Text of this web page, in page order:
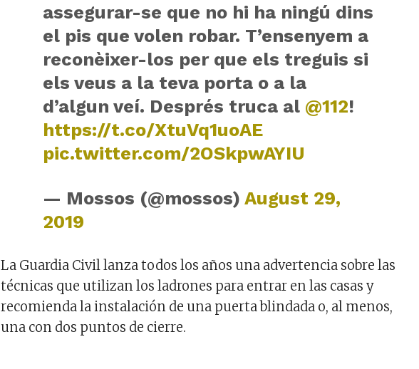
assegurar-se que no hi ha ningú dins
el pis que volen robar. T’ensenyem a
reconèixer-los per que els treguis si
els veus a la teva porta o a la
d’algun veí. Després truca al @112!
https://t.co/XtuVq1uoAE
pic.twitter.com/2OSkpwAYIU
— Mossos (@mossos)August 29,
2019
La Guardia Civil lanza todos los años una advertencia sobre las
técnicas que utilizan los ladrones para entrar en las casas y
recomienda la instalación de una puerta blindada o, al menos,
una con dos puntos de cierre.